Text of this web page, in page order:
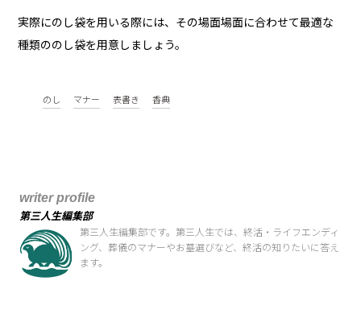
実際にのし袋を用いる際には、その場面場面に合わせて最適な
種類ののし袋を用意しましょう。
のし マナー 表書き 香典
writer profile
第三人生編集部
第三人生編集部です。第三人生では、終活・ライフエンディ
ング、葬儀のマナーやお墓選びなど、終活の知りたいに答え
ます。